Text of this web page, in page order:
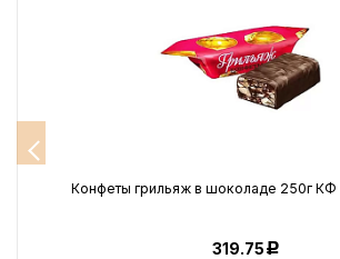
Конфеты грильяж в шоколаде 250г
319.75Р